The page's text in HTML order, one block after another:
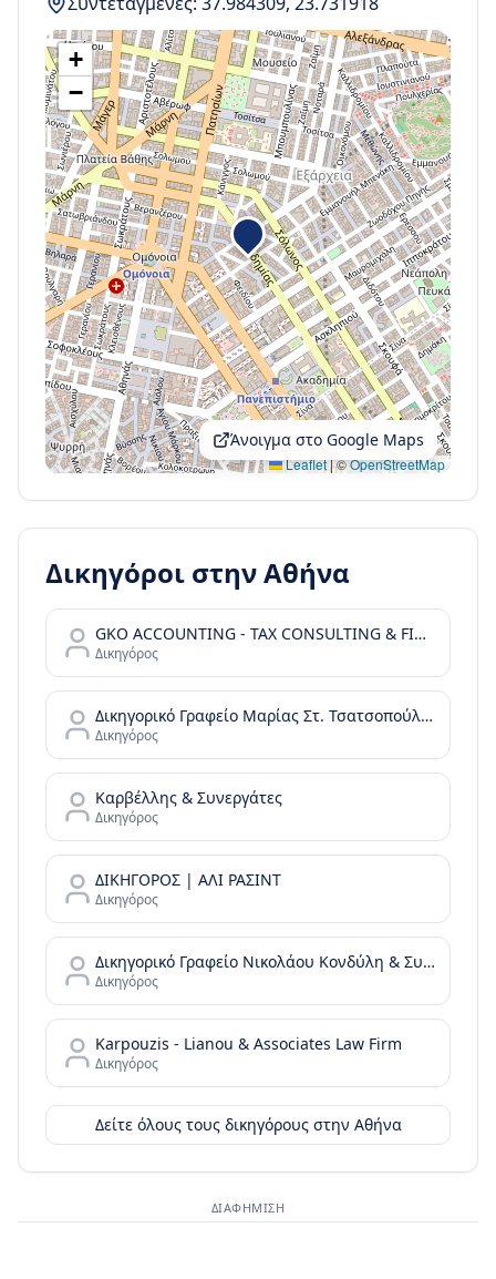
+
−
Leaflet|©OpenStreetMap
Άνοιγμα στο Google Maps
Δικηγόροι στηνΑθήνα
GKO ACCOUNTING - TAX CONSULTING & FINANCIAL SERVICES
Δικηγόρος
Δικηγορικό Γραφείο Μαρίας Στ. Τσατσοπούλου LAW it/Maria Tsatsopoulou Law office
Δικηγόρος
Καρβέλλης & Συνεργάτες
Δικηγόρος
ΔΙΚΗΓΟΡΟΣ | ΑΛΙ ΡΑΣΙΝΤ
Δικηγόρος
Δικηγορικό Γραφείο Νικολάου Κονδύλη & Συνεργατών - N. Kondylis & Partners Law Office
Δικηγόρος
Karpouzis - Lianou & Associates Law Firm
Δικηγόρος
Δείτε όλους τους δικηγόρους στην Αθήνα
ΔΙΑΦΉΜΙΣΗ